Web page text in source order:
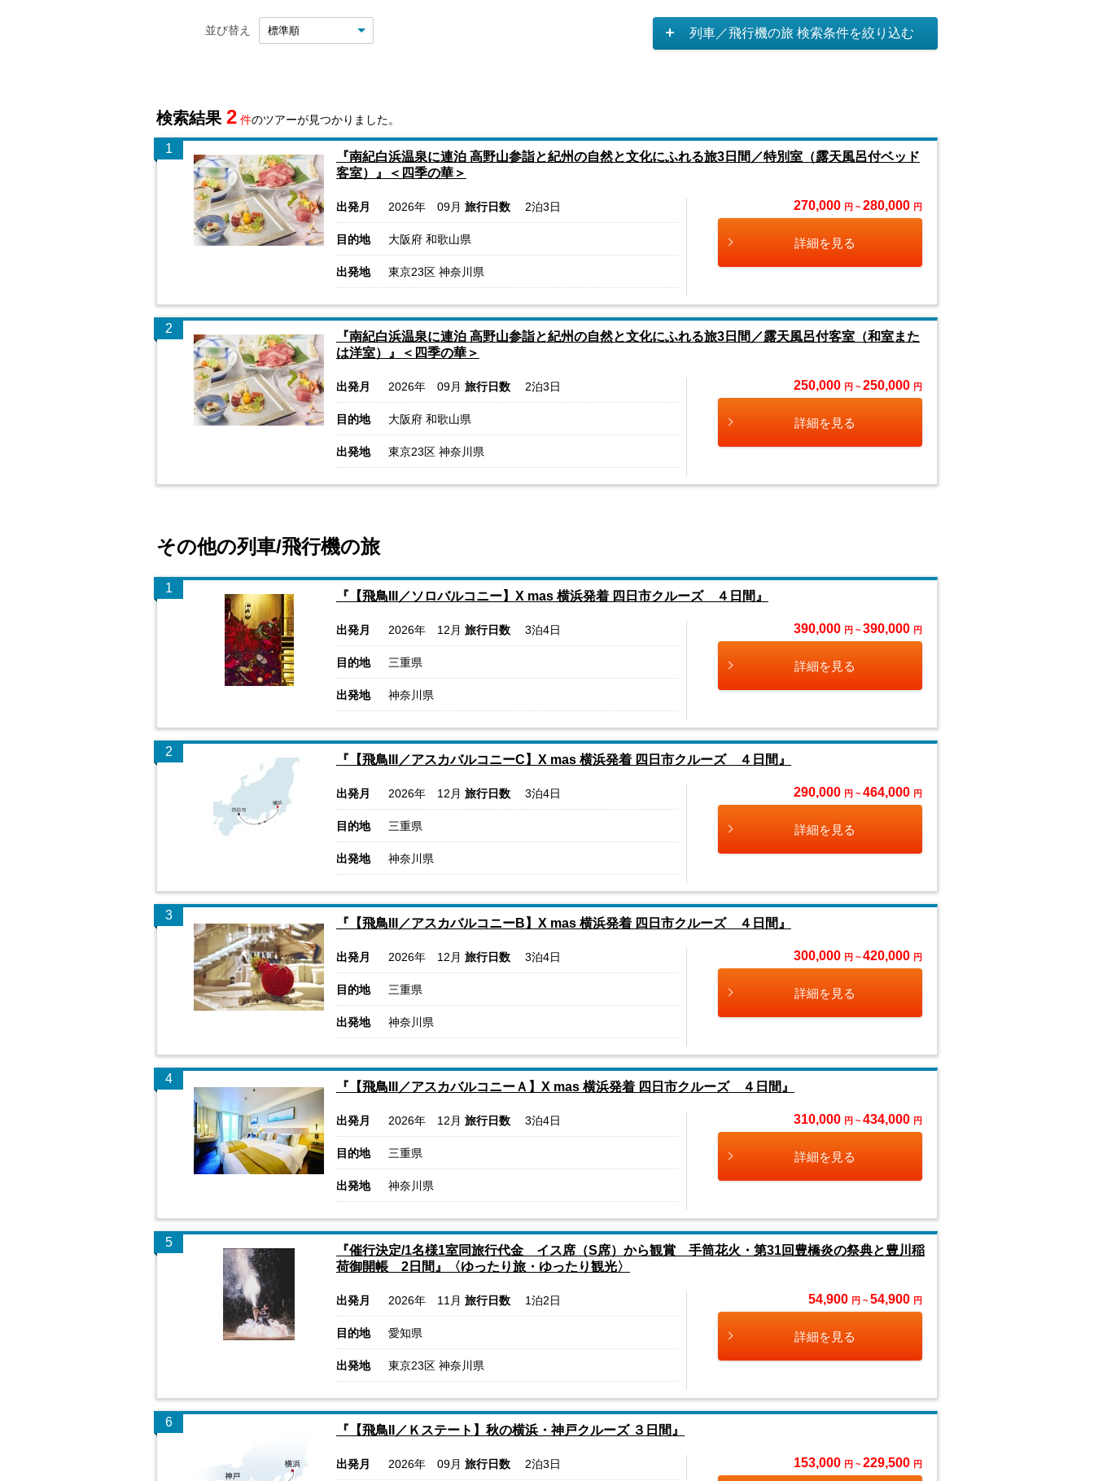
並び替え 列車／飛行機の旅 検索条件を絞り込む
検索結果 2 件のツアーが見つかりました。
1
『南紀白浜温泉に連泊 高野山参詣と紀州の自然と文化にふれる旅3日間／特別室（露天風呂付ベッド
客室）』＜四季の華＞
出発月 2026年 09月 旅行日数 2泊3日
目的地 大阪府 和歌山県
出発地 東京23区 神奈川県
270,000 円 ~ 280,000 円
詳細を見る
2
『南紀白浜温泉に連泊 高野山参詣と紀州の自然と文化にふれる旅3日間／露天風呂付客室（和室また
は洋室）』＜四季の華＞
出発月 2026年 09月 旅行日数 2泊3日
目的地 大阪府 和歌山県
出発地 東京23区 神奈川県
250,000 円 ~ 250,000 円
詳細を見る
その他の列車/飛行機の旅
1
『【飛鳥III／ソロバルコニー】X mas 横浜発着 四日市クルーズ ４日間』
出発月 2026年 12月 旅行日数 3泊4日
目的地 三重県
出発地 神奈川県
390,000 円 ~ 390,000 円
詳細を見る
2
『【飛鳥III／アスカバルコニーC】X mas 横浜発着 四日市クルーズ ４日間』
出発月 2026年 12月 旅行日数 3泊4日
目的地 三重県
出発地 神奈川県
290,000 円 ~ 464,000 円
詳細を見る
3
『【飛鳥III／アスカバルコニーB】X mas 横浜発着 四日市クルーズ ４日間』
出発月 2026年 12月 旅行日数 3泊4日
目的地 三重県
出発地 神奈川県
300,000 円 ~ 420,000 円
詳細を見る
4
『【飛鳥III／アスカバルコニーＡ】X mas 横浜発着 四日市クルーズ ４日間』
出発月 2026年 12月 旅行日数 3泊4日
目的地 三重県
出発地 神奈川県
310,000 円 ~ 434,000 円
詳細を見る
5
『催行決定/1名様1室同旅行代金 イス席（S席）から観賞 手筒花火・第31回豊橋炎の祭典と豊川稲
荷御開帳 2日間』〈ゆったり旅・ゆったり観光〉
出発月 2026年 11月 旅行日数 1泊2日
目的地 愛知県
出発地 東京23区 神奈川県
54,900 円 ~ 54,900 円
詳細を見る
6
『【飛鳥II／Ｋステート】秋の横浜・神戸クルーズ ３日間』
出発月 2026年 09月 旅行日数 2泊3日 153,000 円 ~ 229,500 円